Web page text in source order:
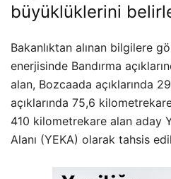
büyüklüklerini
Bakanlıktan alınan bilgilere
enerjisinde Bandırma
alan, Bozcaada açıklarında
açıklarında 75,6
410 kilometrekare alan aday
Alanı (YEKA) olarak tahsis